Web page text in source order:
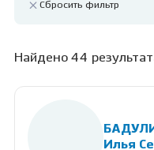
Сбросить фильтр
Найдено 44
Илья